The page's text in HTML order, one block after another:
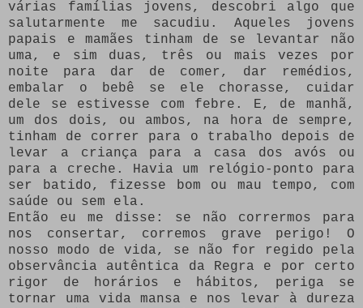
várias famílias jovens, descobri algo que
salutarmente me sacudiu. Aqueles jovens
papais e mamães tinham de se levantar não
uma, e sim duas, três ou mais vezes por
noite para dar de comer, dar remédios,
embalar o bebê se ele chorasse, cuidar
dele se estivesse com febre. E, de manhã,
um dos dois, ou ambos, na hora de sempre,
tinham de correr para o trabalho depois de
levar a criança para a casa dos avós ou
para a creche. Havia um relógio-ponto para
ser batido, fizesse bom ou mau tempo, com
saúde ou sem ela.
Então eu me disse: se não corrermos para
nos consertar, corremos grave perigo! O
nosso modo de vida, se não for regido pela
observância autêntica da Regra e por certo
rigor de horários e hábitos, periga se
tornar uma vida mansa e nos levar à dureza